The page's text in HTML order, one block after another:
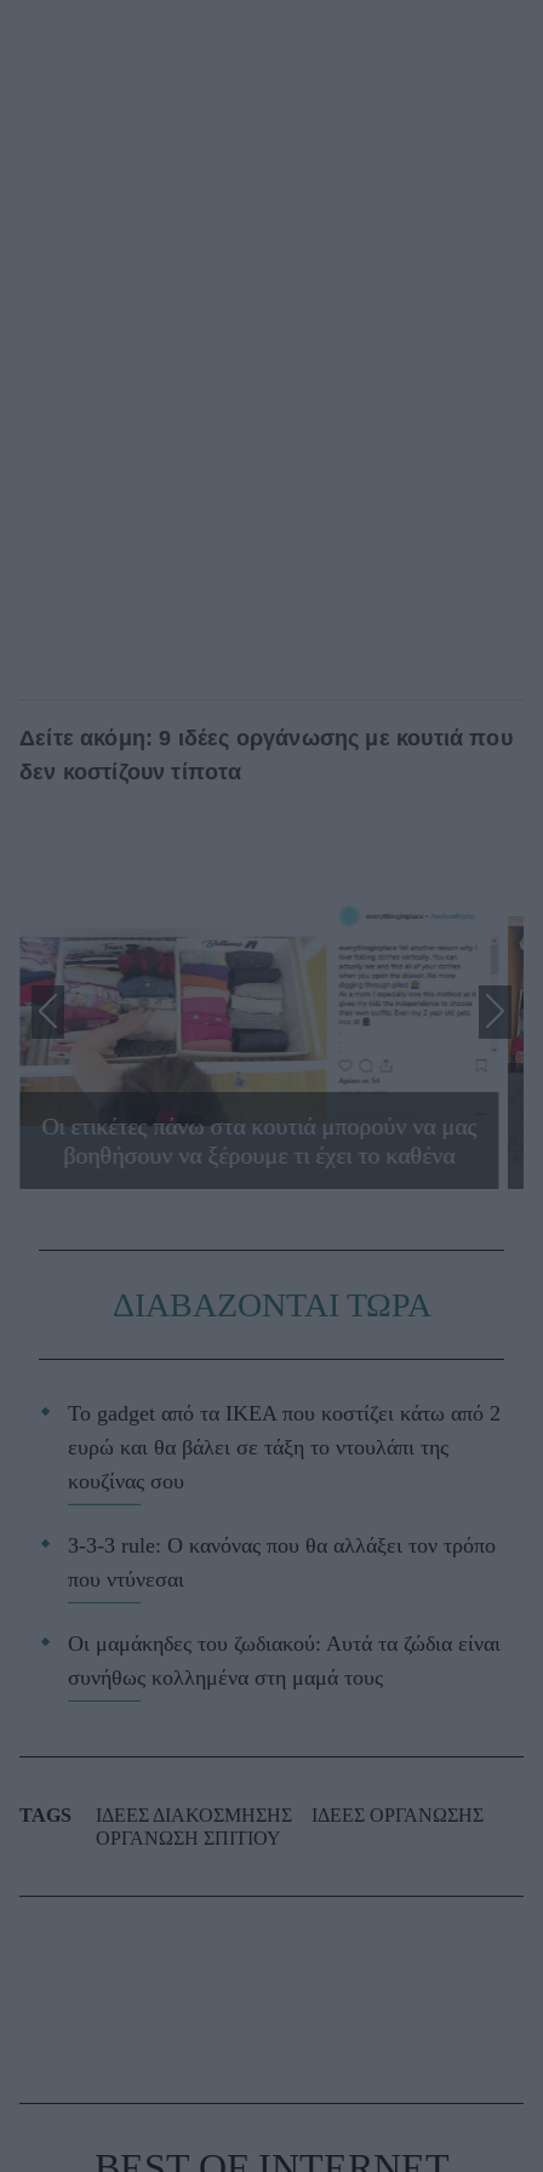
Δείτε ακόμη: 9 ιδέες οργάνωσης με κουτιά που
δεν κοστίζουν τίποτα
Οι ετικέτες πάνω στα κουτιά μπορούν να μας
βοηθήσουν να ξέρουμε τι έχει το καθένα
ΔΙΑΒΑΖΟΝΤΑΙ ΤΩΡΑ
Το gadget από τα IKEA που κοστίζει κάτω από 2
ευρώ και θα βάλει σε τάξη το ντουλάπι της
κουζίνας σου
3-3-3 rule: Ο κανόνας που θα αλλάξει τον τρόπο
που ντύνεσαι
Οι μαμάκηδες του ζωδιακού: Αυτά τα ζώδια είναι
συνήθως κολλημένα στη μαμά τους
TAGS ΙΔΕΕΣ ΔΙΑΚΟΣΜΗΣΗΣ
ΙΔΕΕΣ ΟΡΓΑΝΩΣΗΣ
ΟΡΓΑΝΩΣΗ ΣΠΙΤΙΟΥ